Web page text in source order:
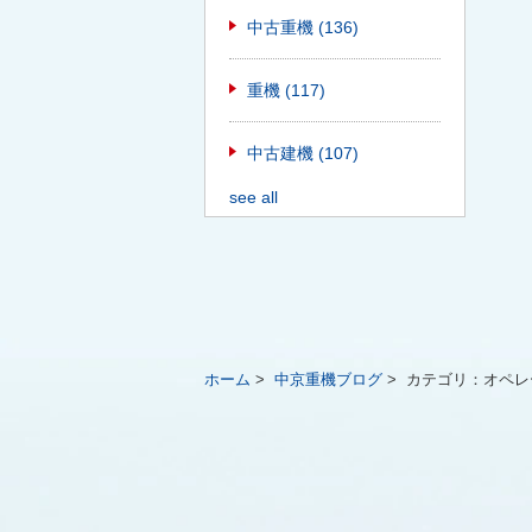
中古重機 (136)
重機 (117)
中古建機 (107)
see all
ホーム > 中京重機ブログ > カテゴリ： オペ